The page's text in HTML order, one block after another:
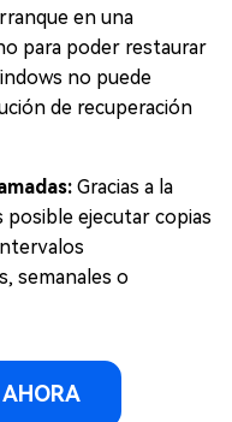
en una
para poder restaurar
no puede
de recuperación
Gracias a la
ejecutar copias
semanales o